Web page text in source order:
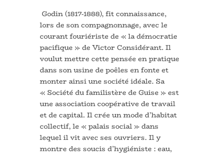
Godin (1817-1888), fit connaissance,
lors de son compagnonnage, avec le
courant fouriériste de « la démocratie
pacifique » de Victor Considérant. Il
voulut mettre cette pensée en pratique
dans son usine de poêles en fonte et
monter ainsi une société idéale. Sa
« Société du familistère de Guise » est
une association coopérative de travail
et de capital. Il crée un mode d’habitat
collectif, le « palais social » dans
lequel il vit avec ses ouvriers. Il y
montre des soucis d’hygiéniste : eau,